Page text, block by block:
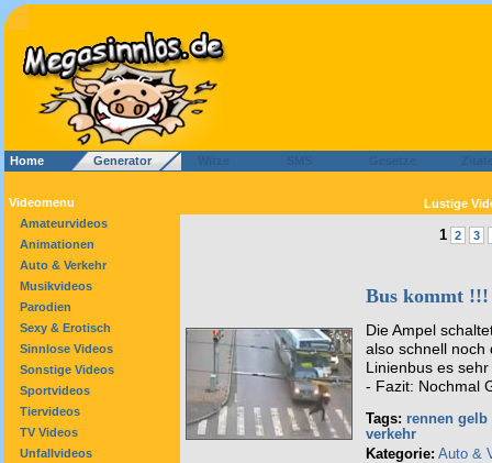
Home Generator
Videomenu
Amateurvideos
Animationen
Auto & Verkehr
Musikvideos
Parodien
Sexy & Erotisch
Sinnlose Videos
Sonstige Videos
Sportvideos
Tiervideos
TV Videos
Unfallvideos
Lustige
1 2 3
Bus kommt !!!
Die Ampel
also schnell
Linienbus es
- Fazit: Nochmal
Tags: rennen gelb
verkehr
Kategorie: Auto &